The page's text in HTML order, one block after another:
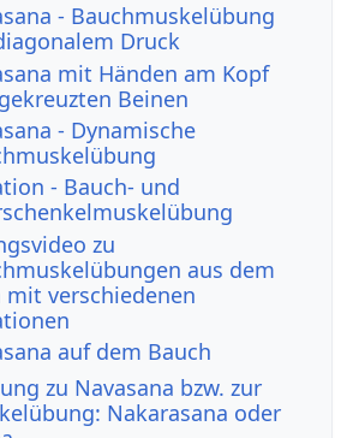
- Bauchmuskelübung
Druck
mit Händen am Kopf
Beinen
- Dynamische
- Bauch- und
zu
aus dem
mit verschiedenen
auf dem Bauch
zu Navasana bzw. zur
Nakarasana oder